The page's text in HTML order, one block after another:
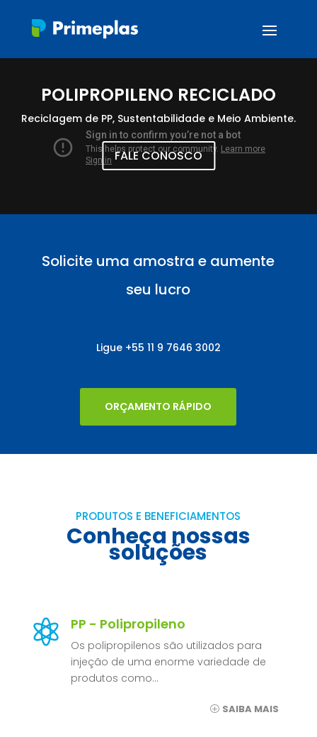
POLIPROPILENO RECICLADO
Reciclagem de PP, Sustentabilidade e Meio Ambiente.
FALE CONOSCO
Solicite uma amostra e aumente
seu lucro
Ligue +55 11 9 7646 3002
ORÇAMENTO RÁPIDO
PRODUTOS E BENEFICIAMENTOS
Conheça nossas
soluções
 PP - Polipropileno
Os polipropilenos são utilizados para
injeção de uma enorme variedade de
produtos como…
SAIBA MAIS